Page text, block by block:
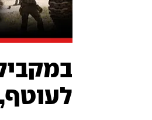
לעוטף, כ-100 משאיות סיוע